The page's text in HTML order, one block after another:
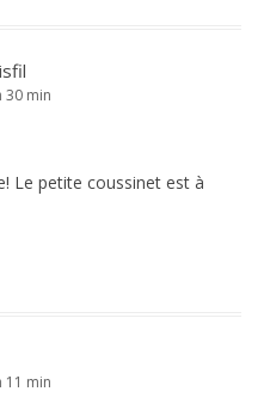
30 min
Le petite coussinet est à
11 min